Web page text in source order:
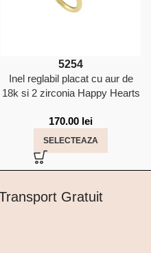
5254
Inel reglabil placat cu aur de
18k si 2 zirconia Happy Hearts
170.00 lei
SELECTEAZA
Gratuit